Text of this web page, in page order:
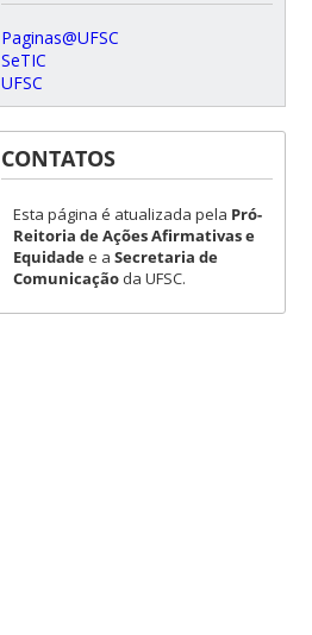
Paginas@UFSC
SeTIC
UFSC
CONTATOS
Esta página é atualizada pela Pró-
Reitoria de Ações Afirmativas e
Equidadee a Secretaria de
Comunicaçãoda UFSC.